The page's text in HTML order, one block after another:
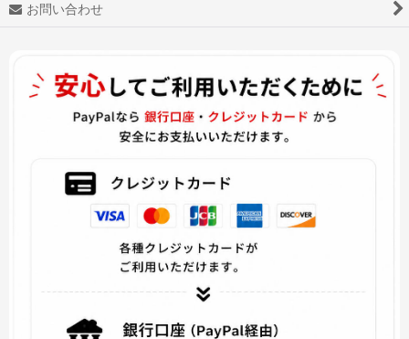
Star Wars スター・ウォーズ
白猫プロジェクト
アズールレーン
ヴァイオレット・エヴァーガーデン
ダーリン・イン・ザ・フランキス
Overwatch OW オーバーウォッチ
ドキドキリテラチャークラブ
お問い合わせ